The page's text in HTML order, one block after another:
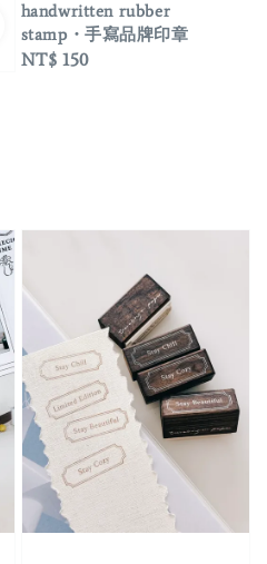
handwritten rubber
stamp・手寫品牌印章
Regular
NT$ 150